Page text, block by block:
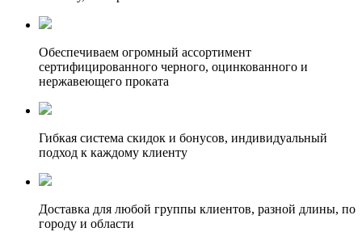
Обеспечиваем огромный ассортимент
сертифицированного черного, оцинкованного и
нержавеющего проката
Гибкая система скидок и бонусов, индивидуальный
подход к каждому клиенту
Доставка для любой группы клиентов, разной длины, по
городу и области